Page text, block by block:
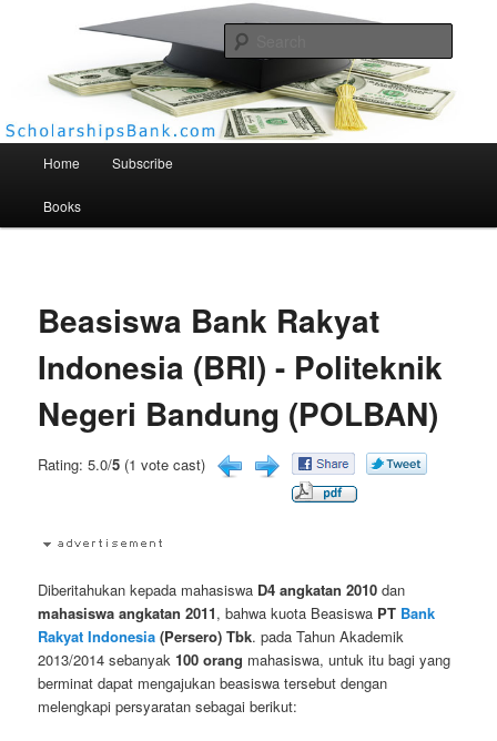
Scholarships Bank
Home Subscribe
Books
Beasiswa Bank Rakyat
Indonesia (BRI) - Politeknik
Negeri Bandung (POLBAN)
Rating: 5.0/5 (1 vote cast)
Diberitahukan kepada mahasiswa D4 angkatan 2010 dan
mahasiswa angkatan 2011, bahwa kuota Beasiswa PT Bank
Rakyat Indonesia (Persero) Tbk. pada Tahun Akademik
2013/2014 sebanyak100 orang mahasiswa, untuk itu bagi yang
berminat dapat mengajukan beasiswa tersebut dengan
melengkapi persyaratan sebagai berikut: